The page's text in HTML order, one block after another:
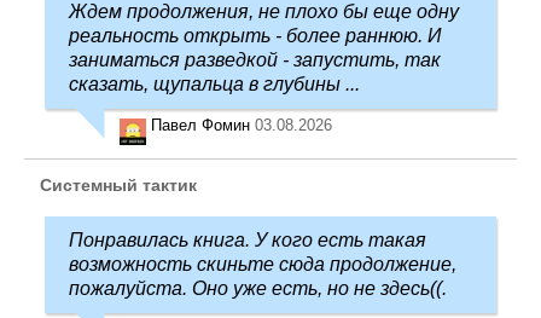
Ждем продолжения, не плохо бы еще одну
реальность открыть - более раннюю. И
заниматься разведкой - запустить, так
сказать, щупальца в глубины ...
Павел Фомин 03.08.2026
Системный тактик
Понравилась книга. У кого есть такая
возможность скиньте сюда продолжение,
пожалуйста. Оно уже есть, но не здесь((.